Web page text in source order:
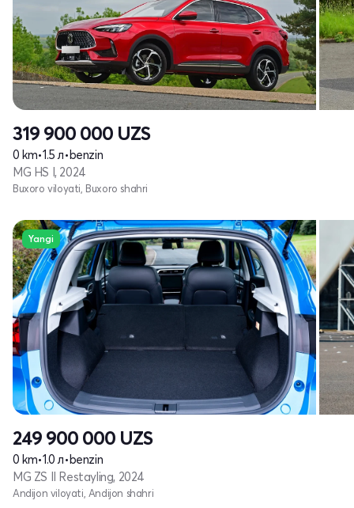
319 900 000 UZS
0 km•1.5 л•benzin
MG HS I, 2024
Buxoro viloyati, Buxoro shahri
Yangi
249 900 000 UZS
0 km•1.0 л•benzin
MG ZS II Restayling, 2024
Andijon viloyati, Andijon shahri